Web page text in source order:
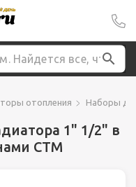
отопления Наборы
1" 1/2" в
СТМ